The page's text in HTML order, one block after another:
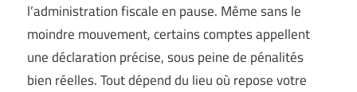
l’administration fiscale en pause. Même sans le
moindre mouvement, certains comptes appellent
une déclaration précise, sous peine de pénalités
bien réelles. Tout dépend du lieu où repose votre